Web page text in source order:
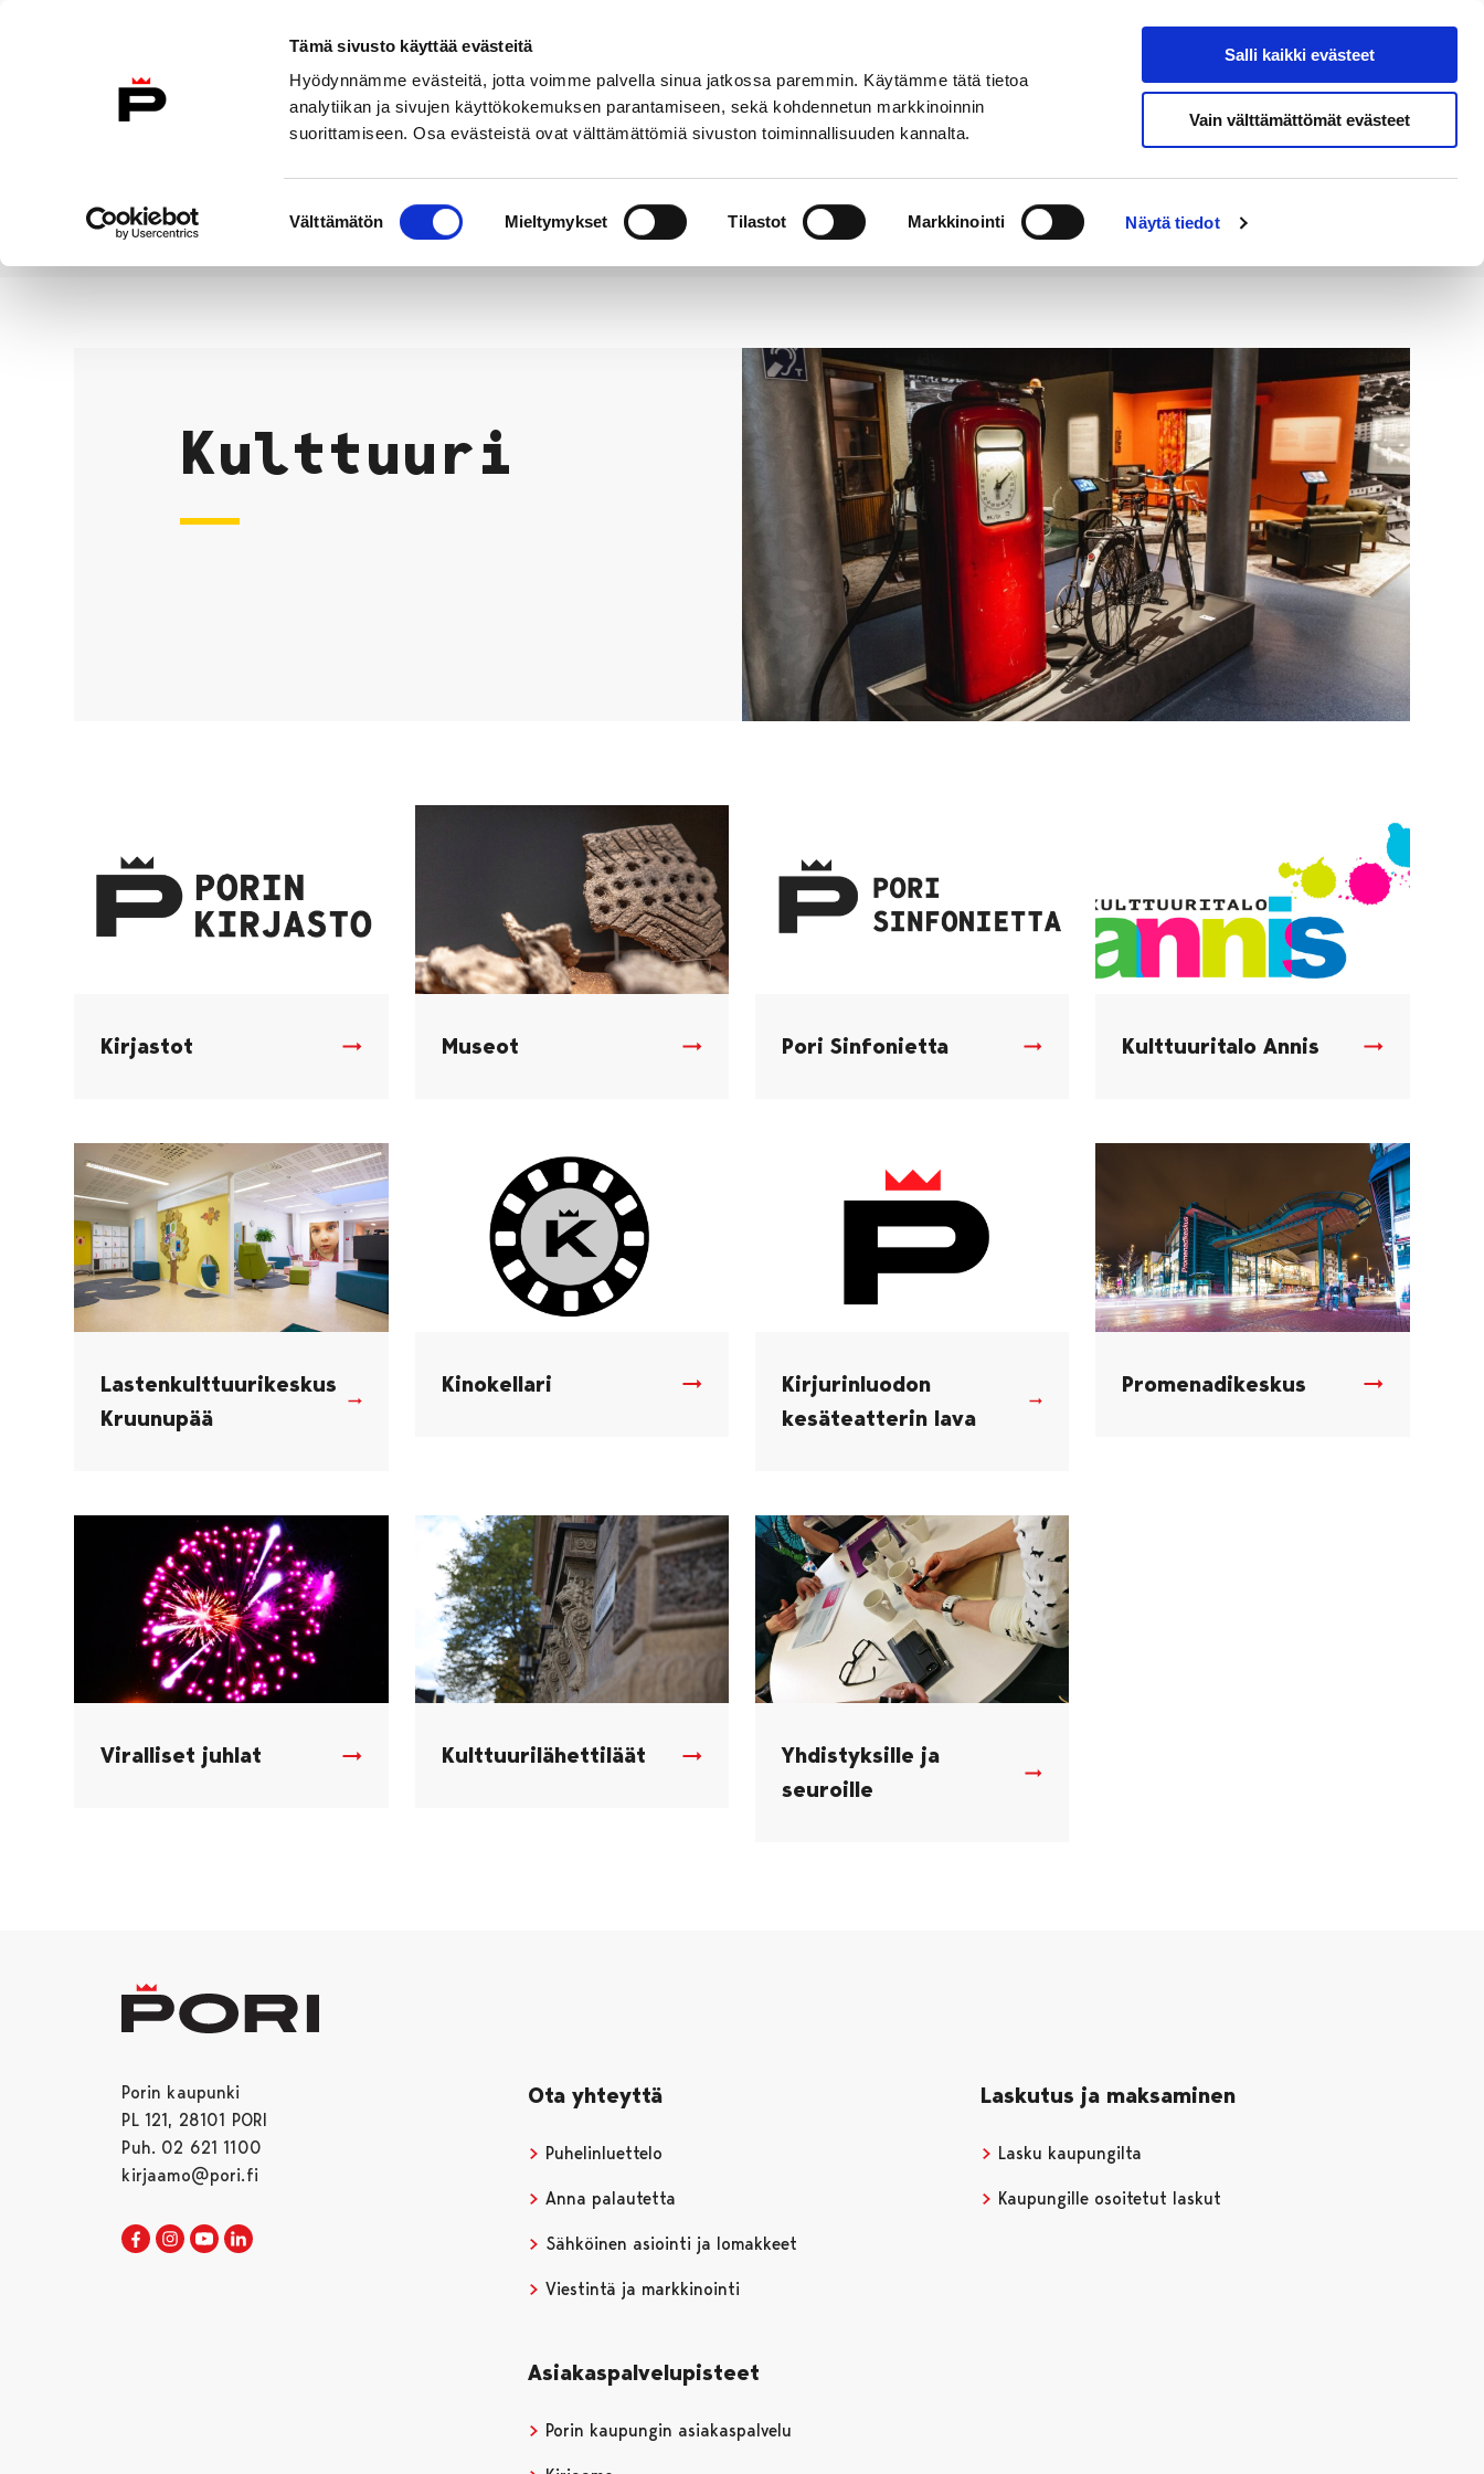
Tämä sivusto käyttää evästeitä
Hyödynnämme evästeitä, jotta voimme palvella sinua jatkossa paremmin. Käytämme tätä tietoa
analytiikan ja sivujen käyttökokemuksen parantamiseen, sekä kohdennetun markkinoinnin
suorittamiseen. Osa evästeistä ovat välttämättömiä sivuston toiminnallisuuden kannalta.
valinta
Välttämätön Mieltymykset Tilastot Markkinointi Näytä tiedot
Salli kaikki evästeet
Vain välttämättömät evästeet
Etusivulle
Hae sivustolta
Etusivu
Kulttuuri
Kirjastot Museot Pori Sinfonietta Kulttuuritalo Annis
Lastenkulttuurikeskus
Kruunupää
Kinokellari
Kirjurinluodon
kesäteatterin lava
Promenadikeskus
Viralliset juhlat Kulttuurilähettiläät
Yhdistyksille ja
seuroille
Porin kaupunki
PL 121, 28101 PORI
Puh. 02 621 1100
kirjaamo@pori.fi
Porin kaupunki Facebookissa
Avautuu uudessa välilehdessä
Porin kaupunki Instagramissa
Avautuu uudessa välilehdessä
Porin kaupunki Youtubessa
Avautuu uudessa välilehdessä
Ota yhteyttä
Puhelinluettelo
Anna palautetta
Sähköinen asiointi ja lomakkeet
Viestintä ja markkinointi
Laskutus ja maksaminen
Lasku kaupungilta
Kaupungille osoitetut laskut
Asiakaspalvelupisteet
Porin kaupungin asiakaspalvelu